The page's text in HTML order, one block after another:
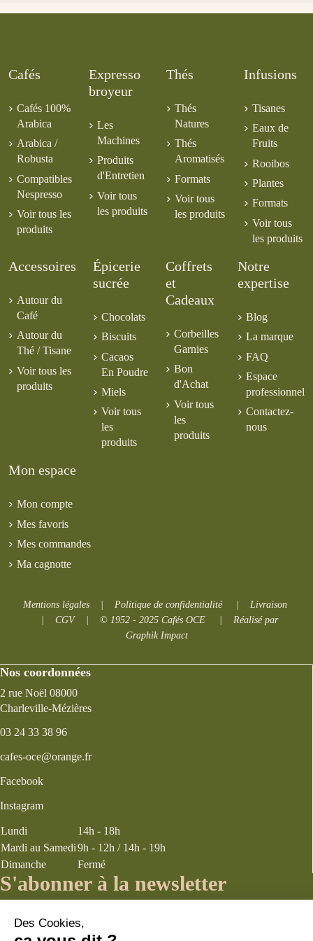
Cafés
Cafés 100%
Arabica
Arabica /
Robusta
Compatibles
Nespresso
Voir tous les
produits
Expresso
broyeur
Les
Machines
Produits
d'Entretien
Voir tous
les produits
Thés
Thés
Natures
Thés
Aromatisés
Formats
Voir tous
les produits
Infusions
Tisanes
Eaux de
Fruits
Rooibos
Plantes
Formats
Voir tous
les produits
Accessoires
Autour du
Café
Autour du
Thé / Tisane
Voir tous les
produits
Épicerie
sucrée
Chocolats
Biscuits
Cacaos
En Poudre
Miels
Voir tous
les
produits
Coffrets
et
Cadeaux
Corbeilles
Garnies
Bon
d'Achat
Voir tous
les
produits
Notre
expertise
Blog
La marque
FAQ
Espace
professionnel
Contactez-
nous
Mon espace
Mon compte
Mes favoris
Mes commandes
Ma cagnotte
Mentions légales | Politique de confidentialité| Livraison
|
CGV| © 1952 - 2025 Cafés OCE| Réalisé par
Graphik Impact
Nos coordonnées
2 rue Noël 08000
Charleville-Mézières
03 24 33 38 96
cafes-oce@orange.fr
Facebook
Instagram
Lundi
14h - 18h
Mardi au Samedi9h - 12h / 14h - 19h
Dimanche
Fermé
S'abonner à la newsletter